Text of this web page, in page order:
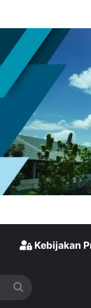
Kebijakan
Cari